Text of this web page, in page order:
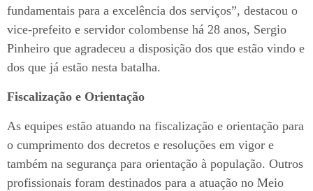
fundamentais para a excelência dos serviços”, destacou o
vice-prefeito e servidor colombense há 28 anos, Sergio
Pinheiro que agradeceu a disposição dos que estão vindo e
dos que já estão nesta batalha.
Fiscalização e Orientação
As equipes estão atuando na fiscalização e orientação para
o cumprimento dos decretos e resoluções em vigor e
também na segurança para orientação à população. Outros
profissionais foram destinados para a atuação no Meio